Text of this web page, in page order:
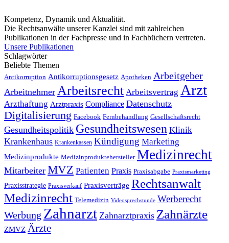
Kompetenz, Dynamik und Aktualität.
Die Rechtsanwälte unserer Kanzlei sind mit zahlreichen
Publikationen in der Fachpresse und in Fachbüchern vertreten.
Unsere Publikationen
Schlagwörter
Beliebte Themen
Antikorruption Antikorruptionsgesetz Apotheken Arbeitgeber
Arbeitnehmer Arbeitsrecht Arbeitsvertrag Arzt
Arzthaftung Arztpraxis Compliance Datenschutz
Digitalisierung Facebook Fernbehandlung Gesellschaftsrecht
Gesundheitspolitik Gesundheitswesen Klinik
Krankenhaus Krankenkassen Kündigung Marketing
Medizinprodukte Medizinproduktehersteller Medizinrecht
Mitarbeiter MVZ Patienten Praxis Praxisabgabe Praxismarketing
Praxisstrategie Praxisverkauf Praxisverträge Rechtsanwalt
Medizinrecht Telemedizin Videosprechstunde Werberecht
Werbung Zahnarzt Zahnarztpraxis Zahnärzte
ZMVZ Ärzte